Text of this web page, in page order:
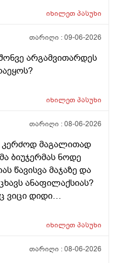
იხილეთპასუხი
თარიღი :09-06-2026
არგამვითარდეს
იხილეთპასუხი
თარიღი :08-06-2026
კერძოდ მაგალითად
ბიუჯერმას ნოდე
წავისვა მაჯაზე და
ანაფილაქსიას?
ვიცი დიდი
ანუ იმ
მიმართ ეს ტესტი
იხილეთპასუხი
თარიღი :08-06-2026